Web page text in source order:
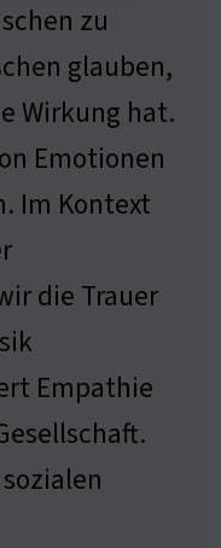
zu
glauben,
Wirkung hat.
Emotionen
Im Kontext
die Trauer
Empathie